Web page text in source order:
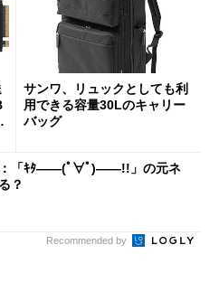
サンワ、リュックとしても利
用できる容量30Lのキャリー
バッグ
：「ｷﾀ――(ﾟ∀ﾟ)――!!」の元ネ
？
Recommended by